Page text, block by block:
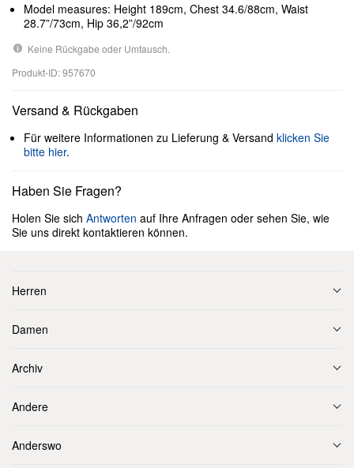
Model measures: Height 189cm, Chest 34.6/88cm, Waist
28.7”/73cm, Hip 36,2”/92cm
Keine Rückgabe oder Umtausch.
Produkt-ID: 957670
Versand & Rückgaben
Für weitere Informationen zu Lieferung & Versand klicken Sie
bitte hier.
Haben Sie Fragen?
Holen Sie sich Antworten auf Ihre Anfragen oder sehen Sie, wie
Sie uns direkt kontaktieren können.
Herren
Damen
Archiv
Andere
Anderswo